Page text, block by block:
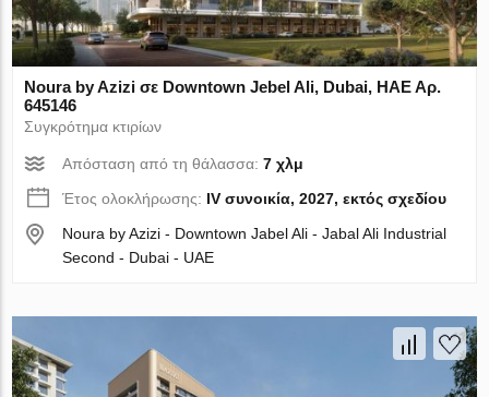
Noura by Azizi σε Downtown Jebel Ali, Dubai, ΗΑΕ Αρ.
645146
Συγκρότημα κτιρίων
Απόσταση από τη θάλασσα:7 χλμ
Έτος ολοκλήρωσης: IV συνοικία, 2027, εκτός σχεδίου
Noura by Azizi - Downtown Jabel Ali - Jabal Ali Industrial
Second - Dubai - UAE